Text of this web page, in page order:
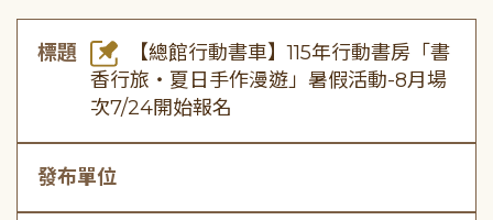
標題
【總館行動書車】115年行動書房「書
香行旅・夏日手作漫遊」暑假活動-8月場
次7/24開始報名
發布單位